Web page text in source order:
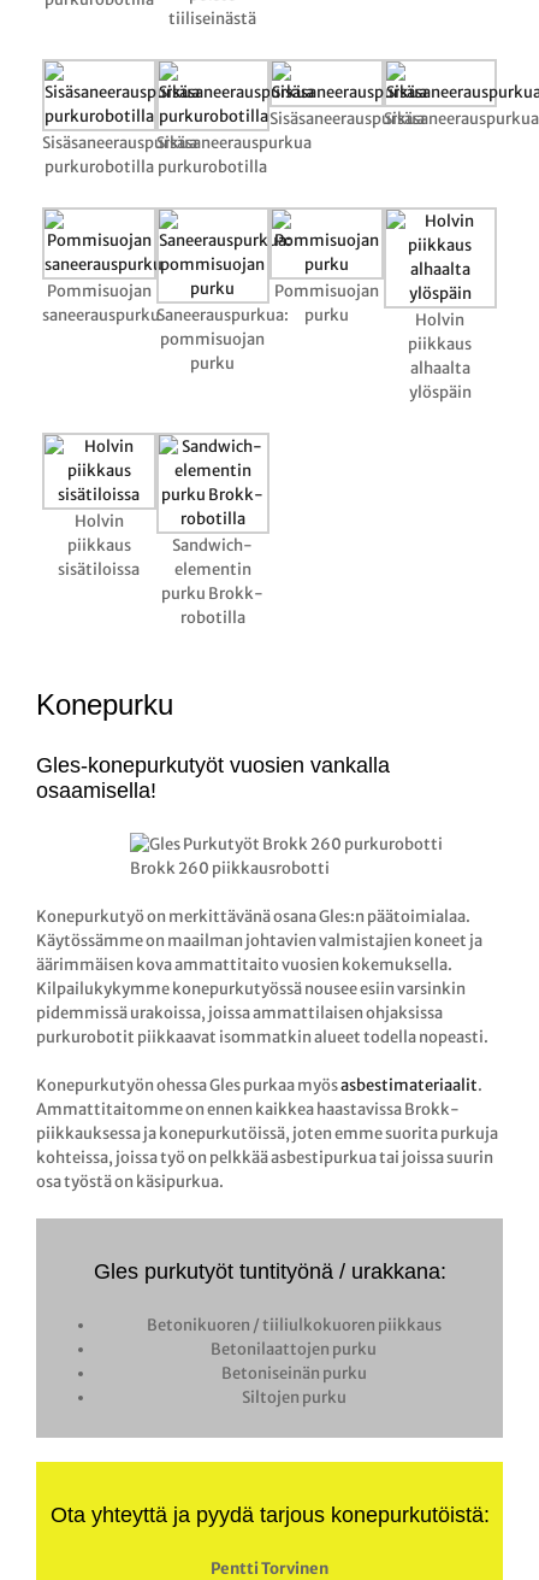
tiiliseinästä
Sisäsaneerauspurkua
purkurobotilla
Sisäsaneerauspurkua
purkurobotilla
SisäsaneerauspurkuaSisäsaneerauspurkua
Pommisuojan
saneerauspurkuSaneerauspurkua:
pommisuojan
purku
Pommisuojan
purku
Holvin
piikkaus
alhaalta
ylöspäin
Holvin
piikkaus
sisätiloissa
Sandwich-
elementin
purku Brokk-
robotilla
Konepurku
Gles-konepurkutyöt vuosien vankalla
osaamisella!
Brokk 260 piikkausrobotti
Konepurkutyö on merkittävänä osana Gles:n päätoimialaa.
Käytössämme on maailman johtavien valmistajien koneet ja
äärimmäisen kova ammattitaito vuosien kokemuksella.
Kilpailukykymme konepurkutyössä nousee esiin varsinkin
pidemmissä urakoissa, joissa ammattilaisen ohjaksissa
purkurobotit piikkaavat isommatkin alueet todella nopeasti.
Konepurkutyön ohessa Gles purkaa myösasbestimateriaalit.
Ammattitaitomme on ennen kaikkea haastavissa Brokk-
piikkauksessa ja konepurkutöissä, joten emme suorita purkuja
kohteissa, joissa työ on pelkkää asbestipurkua tai joissa suurin
osa työstä on käsipurkua.
Gles purkutyöt tuntityönä / urakkana:
Betonikuoren / tiiliulkokuoren piikkaus
Betonilaattojen purku
Betoniseinän purku
Siltojen purku
Ota yhteyttä ja pyydä tarjous konepurkutöistä:
Pentti Torvinen